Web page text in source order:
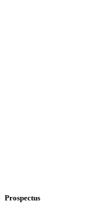
Prospectus